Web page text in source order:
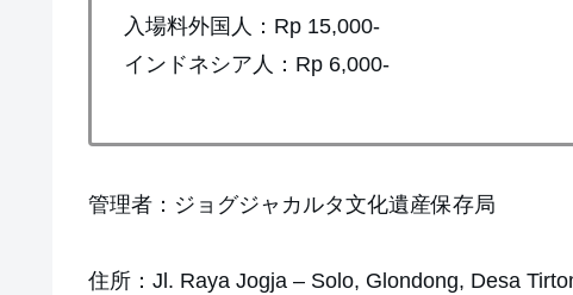
入場料外国人：Rp 15,000-
インドネシア人：Rp 6,000-
管理者：ジョグジャカルタ文化遺産保存局
住所：Jl. Raya Jogja – Solo, Glondong, Desa